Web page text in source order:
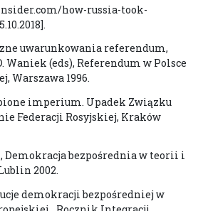
how-russia-took-
uwarunkowania referendum,
Waniek (eds), Referendum w Polsce
Warszawa 1996.
imperium. Upadek Związku
Federacji Rosyjskiej, Kraków
Demokracja bezpośrednia w teorii i
2002.
demokracji bezpośredniej w